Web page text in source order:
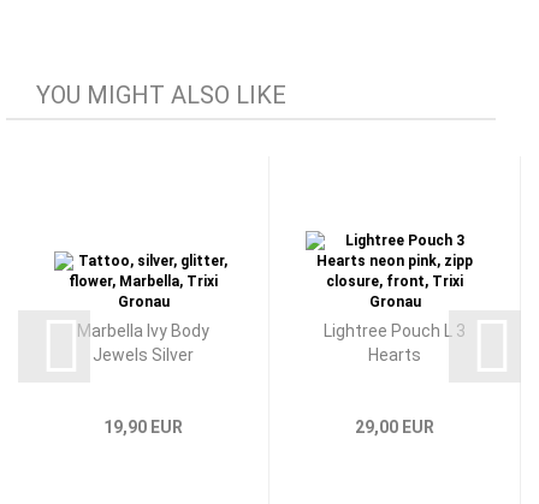
YOU MIGHT ALSO LIKE
Marbella Ivy Body
Jewels Silver
19,90 EUR
Lightree Pouch L 3
Hearts
29,00 EUR